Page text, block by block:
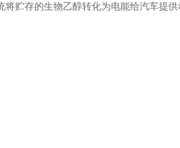
贮存的生物乙醇转化为电能给汽车提